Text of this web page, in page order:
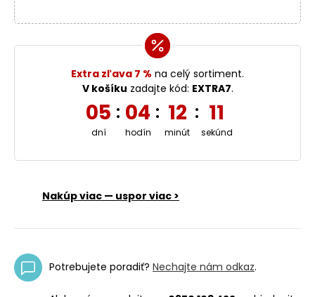
Extra zľava 7 % na celý sortiment.
V košíku zadajte kód: EXTRA7.
05
dní
: 04
hodín
: 12
minút
: 10
sekúnd
Nakúp viac — uspor viac >
Potrebujete poradiť? Nechajte nám odkaz.